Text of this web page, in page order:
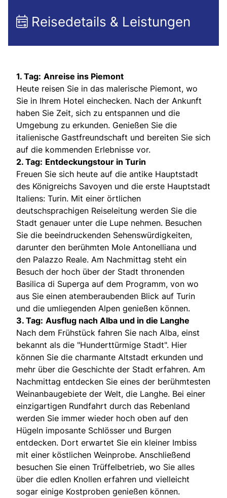
Reisedetails & Leistungen
1. Tag: Anreise ins Piemont
Heute reisen Sie in das malerische Piemont, wo
Sie in Ihrem Hotel einchecken. Nach der Ankunft
haben Sie Zeit, sich zu entspannen und die
Umgebung zu erkunden. Genießen Sie die
italienische Gastfreundschaft und bereiten Sie sich
auf die kommenden Erlebnisse vor.
2. Tag: Entdeckungstour in Turin
Freuen Sie sich heute auf die antike Hauptstadt
des Königreichs Savoyen und die erste Hauptstadt
Italiens: Turin. Mit einer örtlichen
deutschsprachigen Reiseleitung werden Sie die
Stadt genauer unter die Lupe nehmen. Besuchen
Sie die beeindruckenden Sehenswürdigkeiten,
darunter den berühmten Mole Antonelliana und
den Palazzo Reale. Am Nachmittag steht ein
Besuch der hoch über der Stadt thronenden
Basilica di Superga auf dem Programm, von wo
aus Sie einen atemberaubenden Blick auf Turin
und die umliegenden Alpen genießen können.
3. Tag: Ausflug nach Alba und in die Langhe
Nach dem Frühstück fahren Sie nach Alba, einst
bekannt als die "Hunderttürmige Stadt". Hier
können Sie die charmante Altstadt erkunden und
mehr über die Geschichte der Stadt erfahren. Am
Nachmittag entdecken Sie eines der berühmtesten
Weinanbaugebiete der Welt, die Langhe. Bei einer
einzigartigen Rundfahrt durch das Rebenland
werden Sie immer wieder hoch oben auf den
Hügeln imposante Schlösser und Burgen
entdecken. Dort erwartet Sie ein kleiner Imbiss
mit einer köstlichen Weinprobe. Anschließend
besuchen Sie einen Trüffelbetrieb, wo Sie alles
über die edlen Knollen erfahren und vielleicht
sogar einige Kostproben genießen können.